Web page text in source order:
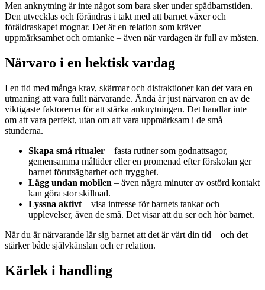
Men anknytning är inte något som bara sker under spädbarnstiden.
Den utvecklas och förändras i takt med att barnet växer och
föräldraskapet mognar. Det är en relation som kräver
uppmärksamhet och omtanke – även när vardagen är full av måsten.
Närvaro i en hektisk vardag
I en tid med många krav, skärmar och distraktioner kan det vara en
utmaning att vara fullt närvarande. Ändå är just närvaron en av de
viktigaste faktorerna för att stärka anknytningen. Det handlar inte
om att vara perfekt, utan om att vara uppmärksam i de små
stunderna.
Skapa små ritualer – fasta rutiner som godnattsagor,
gemensamma måltider eller en promenad efter förskolan ger
barnet förutsägbarhet och trygghet.
Lägg undan mobilen – även några minuter av ostörd kontakt
kan göra stor skillnad.
Lyssna aktivt – visa intresse för barnets tankar och
upplevelser, även de små. Det visar att du ser och hör barnet.
När du är närvarande lär sig barnet att det är värt din tid – och det
stärker både självkänslan och er relation.
Kärlek i handling